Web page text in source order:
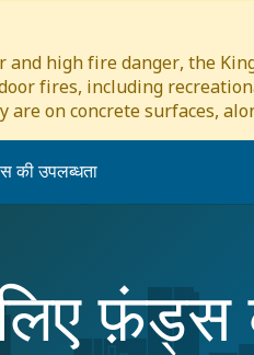
high fire danger, the
fires, including
are on concrete surfaces,
की उपलब्धता
फ़ंड्स